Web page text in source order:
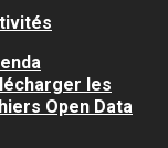
les
Open Data